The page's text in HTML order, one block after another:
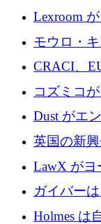
Lexroom
てヨーロ
モウロ・
ローズで4
CRACI、
アンスプ
コズミコ
ロを調達
Dust がエ
レイヤー
するシリ
英国の新
ドのエネ
ンドを調達
LawX がヨ
ング シス
を調達
ガイバー
貢献する
Holmes は